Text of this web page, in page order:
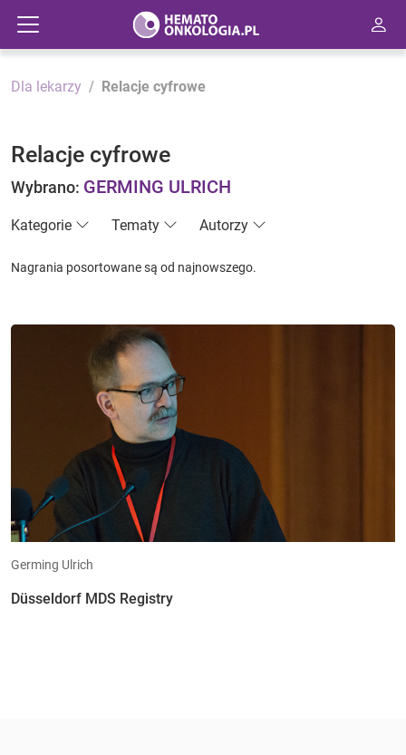
Dla lekarzy Relacje cyfrowe
Relacje cyfrowe
Wybrano: GERMING ULRICH
Kategorie Tematy Autorzy
Nagrania posortowane są od najnowszego.
Germing Ulrich
Düsseldorf MDS Registry